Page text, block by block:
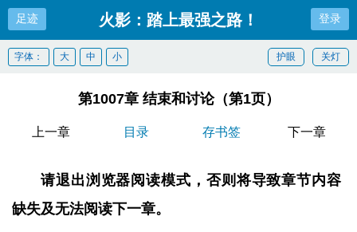
足迹 火影：踏上最强之路！ 登录
关灯
护眼
字体： 大 中 小
第1007章 结束和讨论（第1页）
上一章 目录 存书签 下一章
请退出浏览器阅读模式，否则将导致章节内容
缺失及无法阅读下一章。